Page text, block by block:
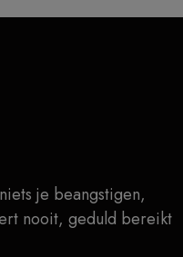
je beangstigen,
nooit, geduld bereikt